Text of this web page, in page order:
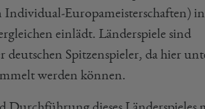
Europameisterschaften)
einlädt. Länderspiele sind
deutschen Spitzenspieler, da hier
werden können.